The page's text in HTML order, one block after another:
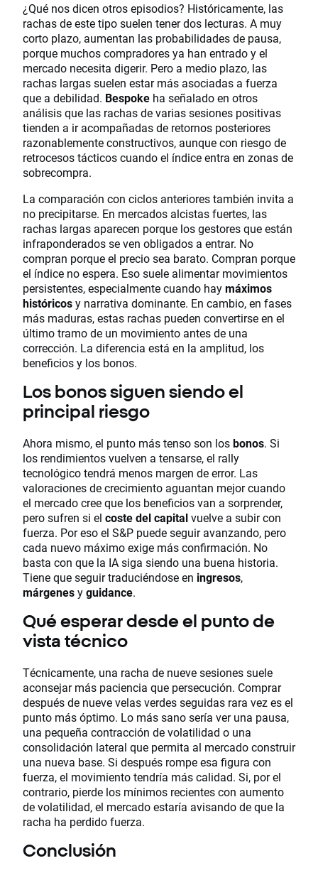
¿Qué nos dicen otros episodios? Históricamente, las
rachas de este tipo suelen tener dos lecturas. A muy
corto plazo, aumentan las probabilidades de pausa,
porque muchos compradores ya han entrado y el
mercado necesita digerir. Pero a medio plazo, las
rachas largas suelen estar más asociadas a fuerza
que a debilidad. Bespoke ha señalado en otros
análisis que las rachas de varias sesiones positivas
tienden a ir acompañadas de retornos posteriores
razonablemente constructivos, aunque con riesgo de
retrocesos tácticos cuando el índice entra en zonas de
sobrecompra.
La comparación con ciclos anteriores también invita a
no precipitarse. En mercados alcistas fuertes, las
rachas largas aparecen porque los gestores que están
infraponderados se ven obligados a entrar. No
compran porque el precio sea barato. Compran porque
el índice no espera. Eso suele alimentar movimientos
persistentes, especialmente cuando haymáximos
históricosy narrativa dominante. En cambio, en fases
más maduras, estas rachas pueden convertirse en el
último tramo de un movimiento antes de una
corrección. La diferencia está en la amplitud, los
beneficios y los bonos.
Los bonos siguen siendo el
principal riesgo
Ahora mismo, el punto más tenso son losbonos. Si
los rendimientos vuelven a tensarse, el rally
tecnológico tendrá menos margen de error. Las
valoraciones de crecimiento aguantan mejor cuando
el mercado cree que los beneficios van a sorprender,
pero sufren si el coste del capitalvuelve a subir con
fuerza. Por eso el S&P puede seguir avanzando, pero
cada nuevo máximo exige más confirmación. No
basta con que la IA siga siendo una buena historia.
Tiene que seguir traduciéndose en ingresos,
márgenesyguidance.
Qué esperar desde el punto de
vista técnico
Técnicamente, una racha de nueve sesiones suele
aconsejar más paciencia que persecución. Comprar
después de nueve velas verdes seguidas rara vez es el
punto más óptimo. Lo más sano sería ver una pausa,
una pequeña contracción de volatilidad o una
consolidación lateral que permita al mercado construir
una nueva base. Si después rompe esa figura con
fuerza, el movimiento tendría más calidad. Si, por el
contrario, pierde los mínimos recientes con aumento
de volatilidad, el mercado estaría avisando de que la
racha ha perdido fuerza.
Conclusión